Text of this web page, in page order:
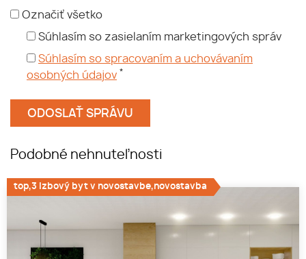
Označiť všetko
Súhlasím so zasielaním marketingových správ
Súhlasím so spracovaním a uchovávaním
osobných údajov *
Podobné nehnuteľnosti
top,3 izbový byt v novostavbe,novostavba